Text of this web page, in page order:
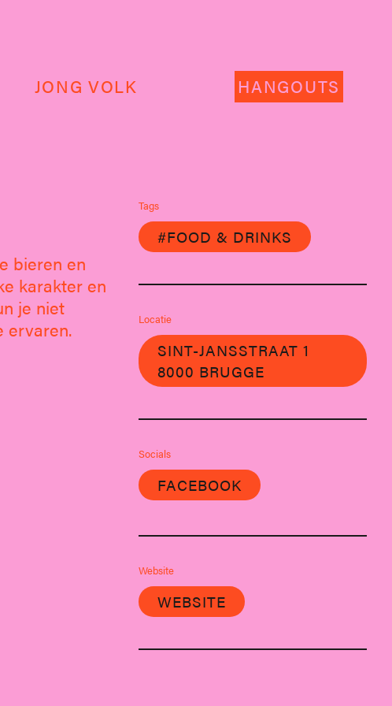
JONG VOLK HANGOUTS
bieren en
karakter en
je niet
ervaren.
Tags
#FOOD & DRINKS
Locatie
SINT-JANSSTRAAT 1
8000 BRUGGE
Socials
FACEBOOK
Website
WEBSITE